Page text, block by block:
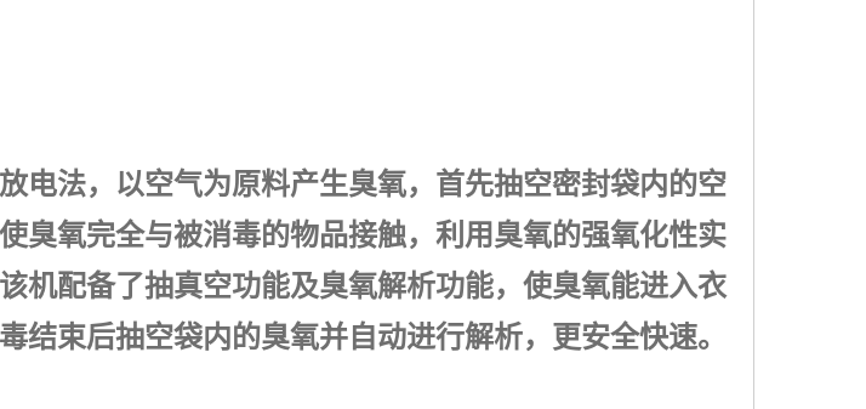
电法，以空气为原料产生臭氧，首先抽空密封袋内的空
臭氧完全与被消毒的物品接触，利用臭氧的强氧化性实
机配备了抽真空功能及臭氧解析功能，使臭氧能进入衣
结束后抽空袋内的臭氧并自动进行解析，更安全快速。